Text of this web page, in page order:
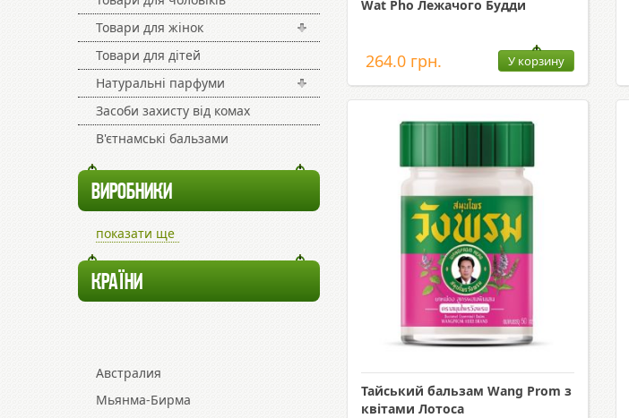
Товари для жінок
Товари для дітей
Натуральні парфуми
Засоби захисту від комах
В'єтнамські бальзами
ВИРОБНИКИ
показати ще
КРАЇНИ
Австралия
Мьянма-Бирма
Wat Pho Лежачого Будди
264.0 грн. У корзину
Тайський бальзам Wang Prom з
квітами Лотоса